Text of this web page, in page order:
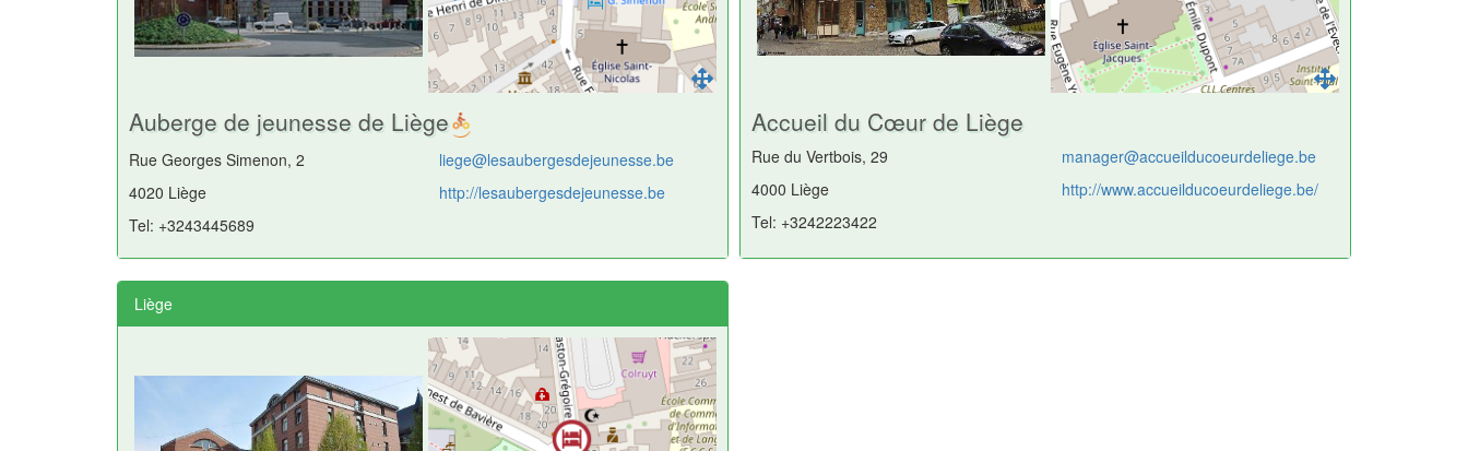
Auberge de jeunesse de Liège
Rue Georges Simenon, 2
4020 Liège
Tel: +3243445689
liege@lesaubergesdejeunesse.be
http://lesaubergesdejeunesse.be
Accueil du Cœur de Liège
Rue du Vertbois, 29
4000 Liège
Tel: +3242223422
manager@accueilducoeurdeliege.be
http://www.accueilducoeurdeliege.be/
Liège